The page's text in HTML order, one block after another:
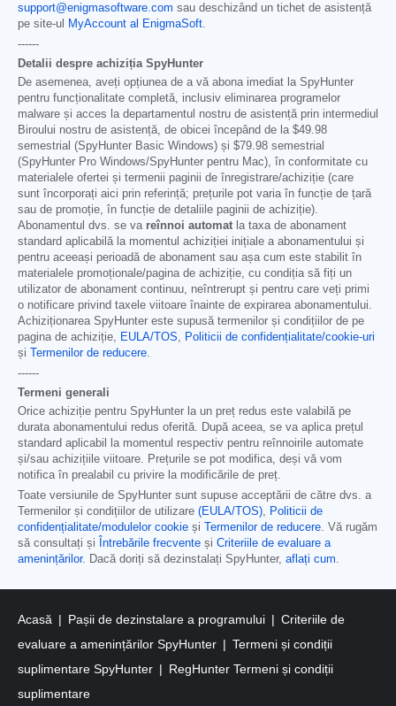
support@enigmasoftware.com sau deschizând un tichet de asistență
pe site-ul
MyAccount al EnigmaSoft.
------
Detalii despre achiziția SpyHunter
De asemenea, aveți opțiunea de a vă abona imediat la SpyHunter
pentru funcționalitate completă, inclusiv eliminarea programelor
malware și acces la departamentul nostru de asistență prin intermediul
Biroului nostru de asistență, de obicei începând de la $49.98
semestrial (SpyHunter Basic Windows) și $79.98 semestrial
(SpyHunter Pro Windows/SpyHunter pentru Mac), în conformitate cu
materialele ofertei și termenii paginii de înregistrare/achiziție (care
sunt încorporați aici prin referință; prețurile pot varia în funcție de țară
sau de promoție, în funcție de detaliile paginii de achiziție).
Abonamentul dvs. se va reînnoi automat la taxa de abonament
standard aplicabilă la momentul achiziției inițiale a abonamentului și
pentru aceeași perioadă de abonament sau așa cum este stabilit în
materialele promoționale/pagina de achiziție, cu condiția să fiți un
utilizator de abonament continuu, neîntrerupt și pentru care veți primi
o notificare privind taxele viitoare înainte de expirarea abonamentului.
Achiziționarea SpyHunter este supusă termenilor și condițiilor de pe
pagina de achiziție, EULA/TOS, Politicii de confidențialitate/cookie-uri
și
Termenilor de reducere.
------
Termeni generali
Orice achiziție pentru SpyHunter la un preț redus este valabilă pe
durata abonamentului redus oferită. După aceea, se va aplica prețul
standard aplicabil la momentul respectiv pentru reînnoirile automate
și/sau achizițiile viitoare. Prețurile se pot modifica, deși vă vom
notifica în prealabil cu privire la modificările de preț.
Toate versiunile de SpyHunter sunt supuse acceptării de către dvs. a
Termenilor și condițiilor de utilizare (EULA/TOS), Politicii de
confidențialitate/modulelor cookie și Termenilor de reducere. Vă rugăm
să consultați și
Întrebările frecvente și Criteriile de evaluare a
amenințărilor. Dacă doriți să dezinstalați SpyHunter, aflați cum.
Acasă Pașii de dezinstalare a programului
Criteriile de
evaluare a amenințărilor SpyHunter
Termeni și condiții
suplimentare SpyHunter
RegHunter Termeni și condiții
suplimentare